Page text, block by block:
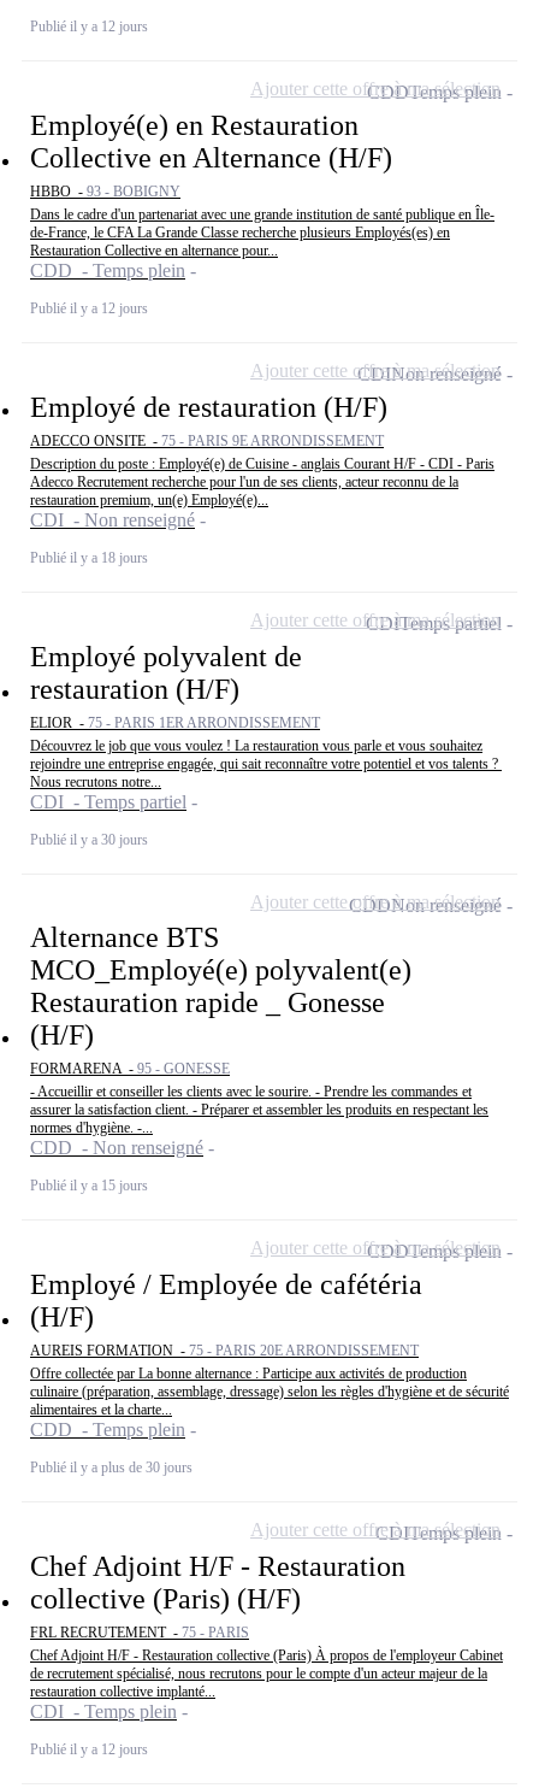
Publié il y a 12 jours
Employé(e) en Restauration
Collective en Alternance (H/F)
HBBO - 93 - BOBIGNY
Dans le cadre d'un partenariat avec une grande institution de santé publique en Île-
de-France, le CFA La Grande Classe recherche plusieurs Employés(es) en
Restauration Collective en alternance pour...
CDD - Temps plein
Publié il y a 12 jours
CDDTemps plein
Ajouter cette offre à ma sélection
Employé de restauration (H/F)
ADECCO ONSITE - 75 - PARIS 9E ARRONDISSEMENT
Description du poste : Employé(e) de Cuisine - anglais Courant H/F - CDI - Paris
Adecco Recrutement recherche pour l'un de ses clients, acteur reconnu de la
restauration premium, un(e) Employé(e)...
CDI - Non renseigné
Publié il y a 18 jours
CDINon renseigné
Ajouter cette offre à ma sélection
Employé polyvalent de
restauration (H/F)
ELIOR - 75 - PARIS 1ER ARRONDISSEMENT
Découvrez le job que vous voulez ! La restauration vous parle et vous souhaitez
rejoindre une entreprise engagée, qui sait reconnaître votre potentiel et vos talents ?
Nous recrutons notre...
CDI - Temps partiel
Publié il y a 30 jours
CDITemps partiel
Ajouter cette offre à ma sélection
Alternance BTS
MCO_Employé(e) polyvalent(e)
Restauration rapide _ Gonesse
(H/F)
FORMARENA - 95 - GONESSE
- Accueillir et conseiller les clients avec le sourire. - Prendre les commandes et
assurer la satisfaction client. - Préparer et assembler les produits en respectant les
normes d'hygiène. -...
CDD - Non renseigné
Publié il y a 15 jours
CDDNon renseigné
Ajouter cette offre à ma sélection
Employé / Employée de cafétéria
(H/F)
AUREIS FORMATION - 75 - PARIS 20E ARRONDISSEMENT
Offre collectée par La bonne alternance : Participe aux activités de production
culinaire (préparation, assemblage, dressage) selon les règles d'hygiène et de sécurité
alimentaires et la charte...
CDD - Temps plein
Publié il y a plus de 30 jours
CDDTemps plein
Ajouter cette offre à ma sélection
Chef Adjoint H/F - Restauration
collective (Paris) (H/F)
FRL RECRUTEMENT - 75 - PARIS
Chef Adjoint H/F - Restauration collective (Paris) À propos de l'employeur Cabinet
de recrutement spécialisé, nous recrutons pour le compte d'un acteur majeur de la
restauration collective implanté...
CDI - Temps plein
Publié il y a 12 jours
CDITemps plein
Ajouter cette offre à ma sélection